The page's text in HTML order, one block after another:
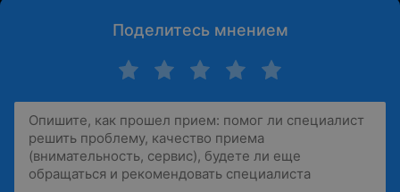
Поделитесь мнением